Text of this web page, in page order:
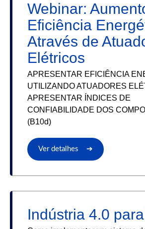
Webinar:
Eficiência
Através de
Elétricos
APRESENTAR EFICIÊNCIA
UTILIZANDO ATUADORES
APRESENTAR ÍNDICES DE
CONFIABILIDADE DOS
(B10d)
Ver detalhes ➔
Indústria 4.0